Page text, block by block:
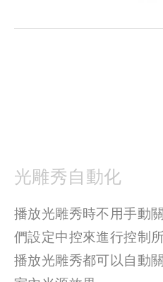
光雕秀自動化
播放光雕秀時不用手動
們設定中控來進行控制
播放光雕秀都可以自動